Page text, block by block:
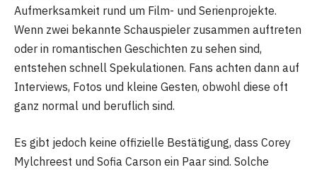
Aufmerksamkeit rund um Film- und Serienprojekte.
Wenn zwei bekannte Schauspieler zusammen auftreten
oder in romantischen Geschichten zu sehen sind,
entstehen schnell Spekulationen. Fans achten dann auf
Interviews, Fotos und kleine Gesten, obwohl diese oft
ganz normal und beruflich sind.
Es gibt jedoch keine offizielle Bestätigung, dass Corey
Mylchreest und Sofia Carson ein Paar sind. Solche